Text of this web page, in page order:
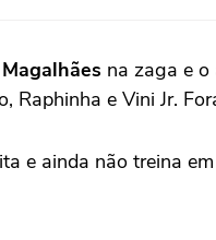
na zaga e
e Vini Jr.
e ainda não treina